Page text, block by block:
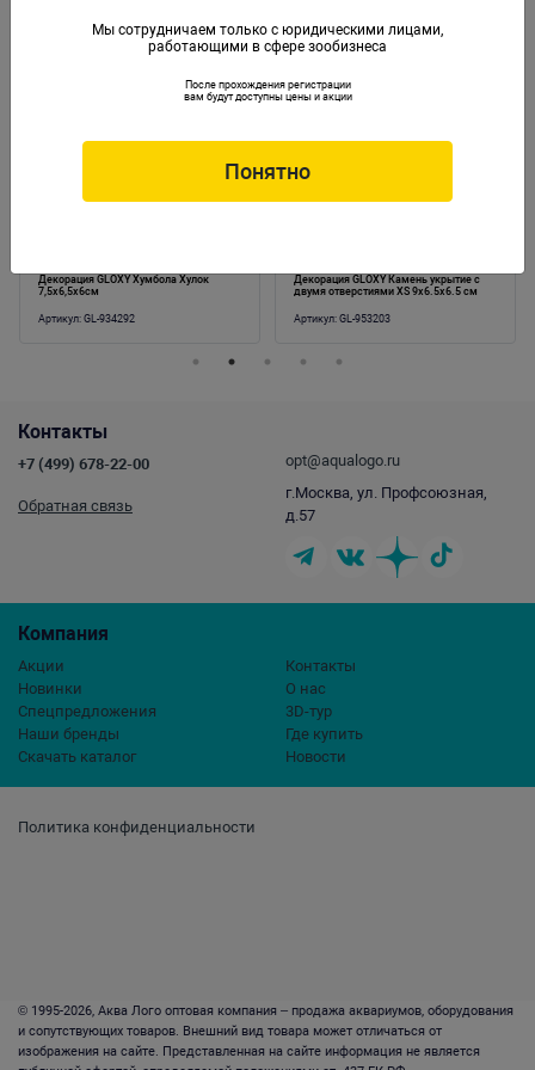
Аналогичные товары
Декорация GLOXY Хумбола Хулок
7,5х6,5х6см
Артикул: GL-934292
Декорация GLOXY Камень укрытие с
двумя отверстиями XS 9х6.5х6.5 см
Артикул: GL-953203
Политика конфиденциальности
Компания
Акции
Новинки
Спецпредложения
Наши бренды
Скачать каталог
Контакты
О нас
3D-тур
Где купить
Новости
Контакты
+7 (499) 678-22-00
Обратная связь
opt@aqualogo.ru
г.Москва, ул. Профсоюзная,
д.57
© 1995-2026, Аква Лого оптовая компания – продажа аквариумов, оборудования
и сопутствующих товаров. Внешний вид товара может отличаться от
изображения на сайте. Представленная на сайте информация не является
Мы сотрудничаем только с юридическими лицами,
работающими в сфере зообизнеса
После прохождения регистрации
вам будут доступны цены и акции
Понятно